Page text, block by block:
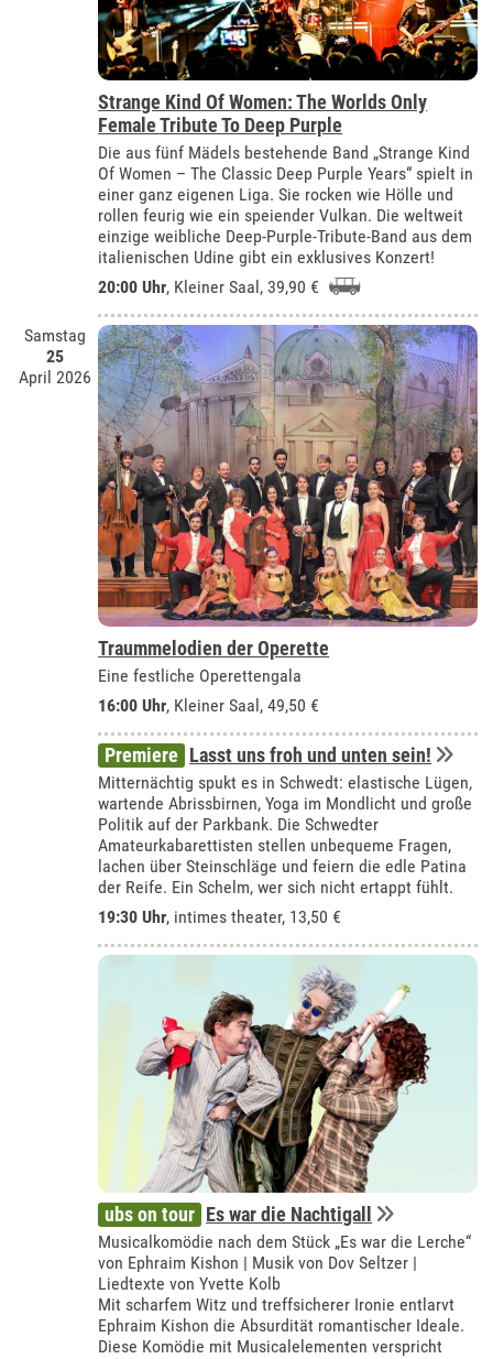
Strange Kind Of Women: The Worlds Only
Female Tribute To Deep Purple
Die aus fünf Mädels bestehende Band „Strange Kind
Of Women – The Classic Deep Purple Years“ spielt in
einer ganz eigenen Liga. Sie rocken wie Hölle und
rollen feurig wie ein speiender Vulkan. Die weltweit
einzige weibliche Deep-Purple-Tribute-Band aus dem
italienischen Udine gibt ein exklusives Konzert!
20:00 Uhr, Kleiner Saal, 39,90 €
Samstag
25
April 2026
Traummelodien der Operette
Eine festliche Operettengala
16:00 Uhr, Kleiner Saal , 49,50 €
Premiere Lasst uns froh und unten sein!
Mitternächtig spukt es in Schwedt: elastische Lügen,
wartende Abrissbirnen, Yoga im Mondlicht und große
Politik auf der Parkbank. Die Schwedter
Amateurkabarettisten stellen unbequeme Fragen,
lachen über Steinschläge und feiern die edle Patina
der Reife. Ein Schelm, wer sich nicht ertappt fühlt.
19:30 Uhr, intimes theater, 13,50 €
ubs on tour Es war die Nachtigall
Musicalkomödie nach dem Stück „Es war die Lerche“
von Ephraim Kishon | Musik von Dov Seltzer |
Liedtexte von Yvette Kolb
Mit scharfem Witz und treffsicherer Ironie entlarvt
Ephraim Kishon die Absurdität romantischer Ideale.
Diese Komödie mit Musicalelementen verspricht